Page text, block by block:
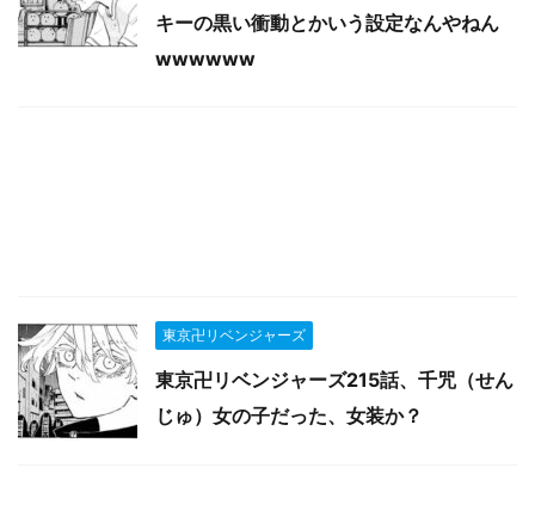
キーの黒い衝動とかいう設定なんやねん
wwwwww
東京卍リベンジャーズ
東京卍リベンジャーズ215話、千咒（せん
じゅ）女の子だった、女装か？